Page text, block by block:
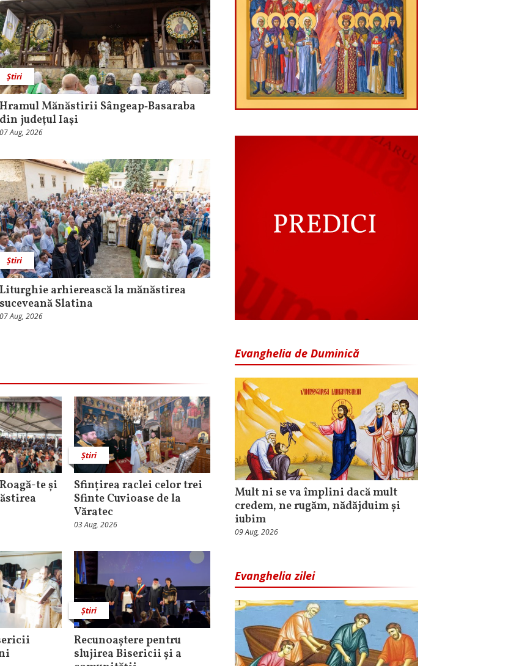
Știri
Hramul Mănăstirii Sângeap‑Basaraba
din judeţul Iaşi
07 Aug, 2026
Știri
Liturghie arhierească la mănăstirea
suceveană Slatina
07 Aug, 2026
te și
Știri
Sfințirea raclei celor trei
Sfinte Cuvioase de la
Văratec
03 Aug, 2026
Știri
Recunoaștere pentru
slujirea Bisericii și a
Evanghelia de Duminică
Mult ni se va împlini dacă mult
credem, ne rugăm, nădăjduim și
iubim
09 Aug, 2026
Evanghelia zilei